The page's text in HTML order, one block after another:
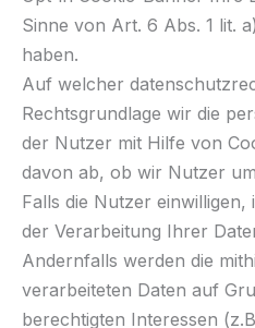
Sinne von Art. 6 Abs. 1 lit.
haben.
Auf welcher
Rechtsgrundlage wir die
der Nutzer mit Hilfe von
davon ab, ob wir Nutzer
Falls die Nutzer einwilligen,
der Verarbeitung Ihrer
Andernfalls werden die
verarbeiteten Daten auf
berechtigten Interessen